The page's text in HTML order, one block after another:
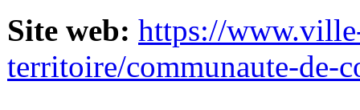
Site web: https://
territoire/communaute-de-